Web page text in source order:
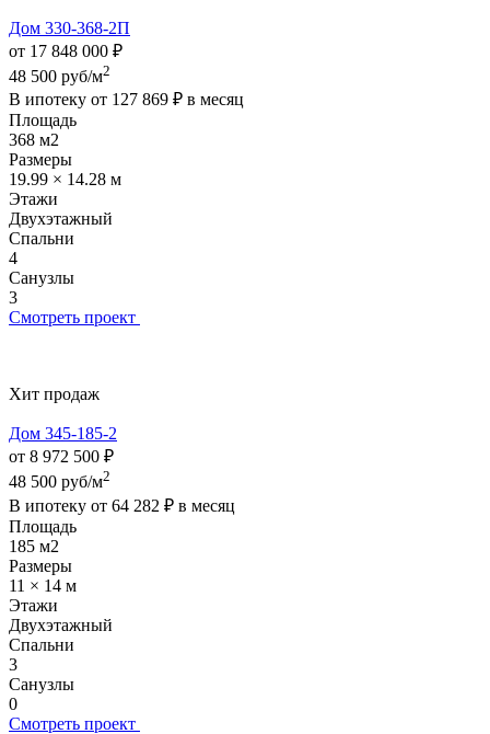
Дом 330-368-2П
от 17 848 000 ₽
48 500 руб/м2
В ипотеку от 127 869 ₽ в месяц
Площадь
368 м2
Размеры
19.99 × 14.28 м
Этажи
Двухэтажный
Спальни
4
Санузлы
3
Смотреть проект
Хит продаж
Дом 345-185-2
от 8 972 500 ₽
48 500 руб/м2
В ипотеку от 64 282 ₽ в месяц
Площадь
185 м2
Размеры
11 × 14 м
Этажи
Двухэтажный
Спальни
3
Санузлы
0
Смотреть проект